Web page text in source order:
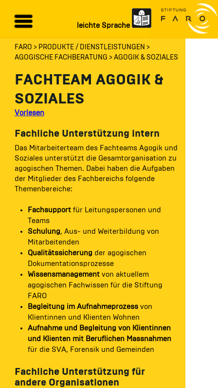
leichte Sprache
FARO
PRODUKTE / DIENSTLEISTUNGEN
AGOGISCHE FACHBERATUNG
AGOGIK & SOZIALES
FACHTEAM AGOGIK &
SOZIALES
Vorlesen
Fachliche Unterstützung intern
Das Mitarbeiterteam des Fachteams Agogik und
Soziales unterstützt die Gesamtorganisation zu
agogischen Themen. Dabei haben die Aufgaben
der Mitglieder des Fachbereichs folgende
Themenbereiche:
Fachsupport für Leitungspersonen und
Teams
Schulung, Aus- und Weiterbildung von
Mitarbeitenden
Qualitätssicherung der agogischen
Dokumentationsprozesse
Wissensmanagement von aktuellem
agogischen Fachwissen für die Stiftung
FARO
Begleitung im Aufnahmeprozess von
Klientinnen und Klienten Wohnen
Aufnahme und Begleitung von Klientinnen
und Klienten mit Beruflichen Massnahmen
für die SVA, Forensik und Gemeinden
Fachliche Unterstützung für
andere Organisationen